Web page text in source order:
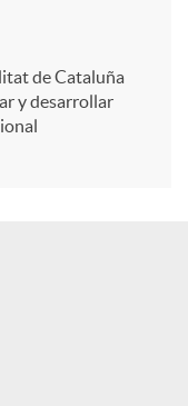
de Cataluña
y desarrollar